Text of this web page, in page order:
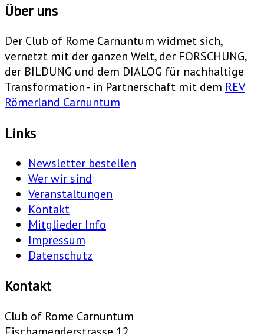
Über uns
Der Club of Rome Carnuntum widmet sich,
vernetzt mit der ganzen Welt, der FORSCHUNG,
der BILDUNG und dem DIALOG für nachhaltige
Transformation - in Partnerschaft mit dem REV
Römerland Carnuntum
Links
Newsletter bestellen
Wer wir sind
Veranstaltungen
Kontakt
Mitglieder Info
Impressum
Datenschutz
Kontakt
Club of Rome Carnuntum